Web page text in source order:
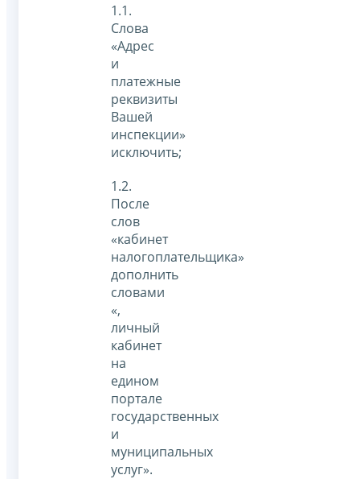
1.1.
Слова
«Адрес
и
платежные
реквизиты
Вашей
инспекции»
исключить;
1.2.
После
слов
«кабинет
налогоплательщика»
дополнить
словами
«,
личный
кабинет
на
едином
портале
государственных
и
муниципальных
услуг».